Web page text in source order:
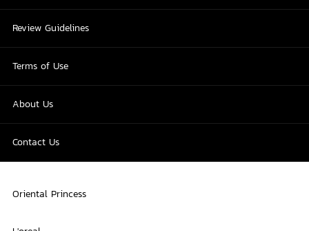
Review Guidelines
Terms of Use
About Us
Contact Us
Oriental Princess